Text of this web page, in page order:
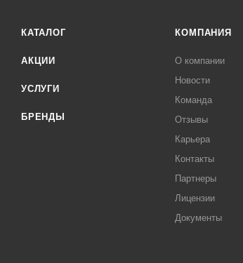
КАТАЛОГ
АКЦИИ
УСЛУГИ
БРЕНДЫ
КОМПАНИЯ
О компании
Новости
Команда
Отзывы
Карьера
Контакты
Партнеры
Лицензии
Документы